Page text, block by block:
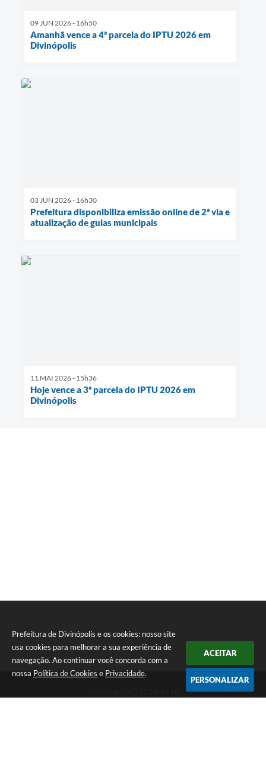
Prefeitura de Divinópolis e os cookies: nosso site
usa cookies para melhorar a sua experiência de
navegação. Ao continuar você concorda com a
nossa Política de Cookies e Privacidade.
ACEITAR
PERSONALIZAR
09 JUN 2026 - 16h50
Amanhã vence a 4ª parcela do IPTU 2026 em
Divinópolis
03 JUN 2026 - 16h30
Prefeitura disponibiliza emissão online de 2ª via e
atualização de guias municipais
11 MAI 2026 - 15h36
Hoje vence a 3ª parcela do IPTU 2026 em
Divinópolis